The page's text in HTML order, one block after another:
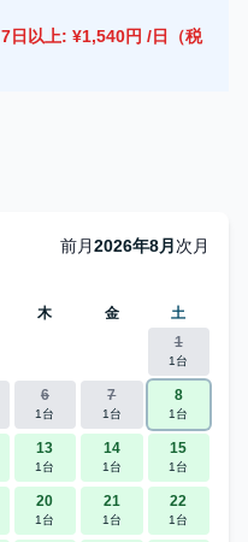
7日以上: ¥1,540円 /日（税
前月2026年8月 次月
木 金
土
1
1台
6
1台
7
1台
8
1台
13
1台
14
1台
15
1台
20
1台
21
1台
22
1台